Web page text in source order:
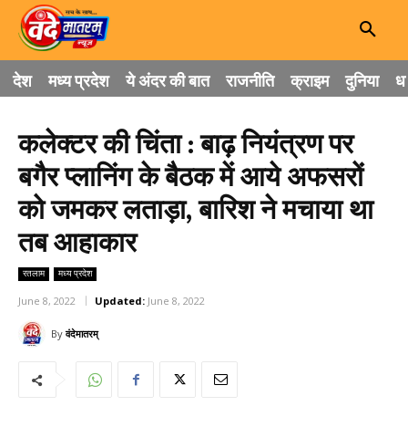
देश मध्य प्रदेश ये अंदर की बात राजनीति क्राइम दुनिया
कलेक्टर की चिंता : बाढ़ नियंत्रण पर
बगैर प्लानिंग के बैठक में आये अफसरों
को जमकर लताड़ा, बारिश ने मचाया था
तब आहाकार
रतलाम मध्य प्रदेश
June 8, 2022 Updated: June 8, 2022
By वंदेमातरम्